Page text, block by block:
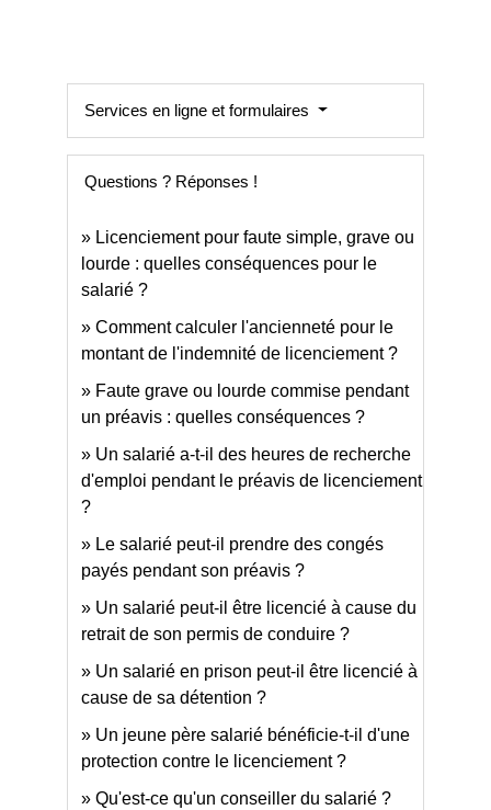
Services en ligne et formulaires
Questions ? Réponses !
Licenciement pour faute simple, grave ou
lourde : quelles conséquences pour le
salarié ?
Comment calculer l'ancienneté pour le
montant de l'indemnité de licenciement ?
Faute grave ou lourde commise pendant
un préavis : quelles conséquences ?
Un salarié a-t-il des heures de recherche
d'emploi pendant le préavis de licenciement
?
Le salarié peut-il prendre des congés
payés pendant son préavis ?
Un salarié peut-il être licencié à cause du
retrait de son permis de conduire ?
Un salarié en prison peut-il être licencié à
cause de sa détention ?
Un jeune père salarié bénéficie-t-il d'une
protection contre le licenciement ?
Qu'est-ce qu'un conseiller du salarié ?